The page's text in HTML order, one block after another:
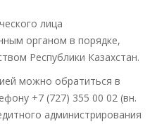
лица
органом в порядке,
Республики Казахстан.
можно обратиться в
+7 (727) 355 00 02 (вн.
администрирования